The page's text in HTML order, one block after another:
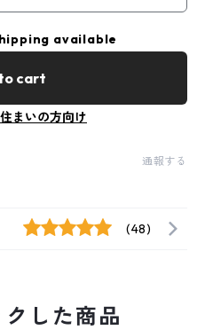
available
cart
まいの方向け
通報する
(48)
した商品